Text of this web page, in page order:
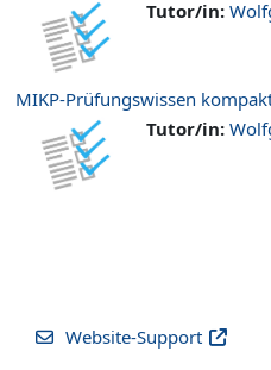
Tutor/in:
MIKP-Prüfungswissen
Tutor/in:
Website-Support